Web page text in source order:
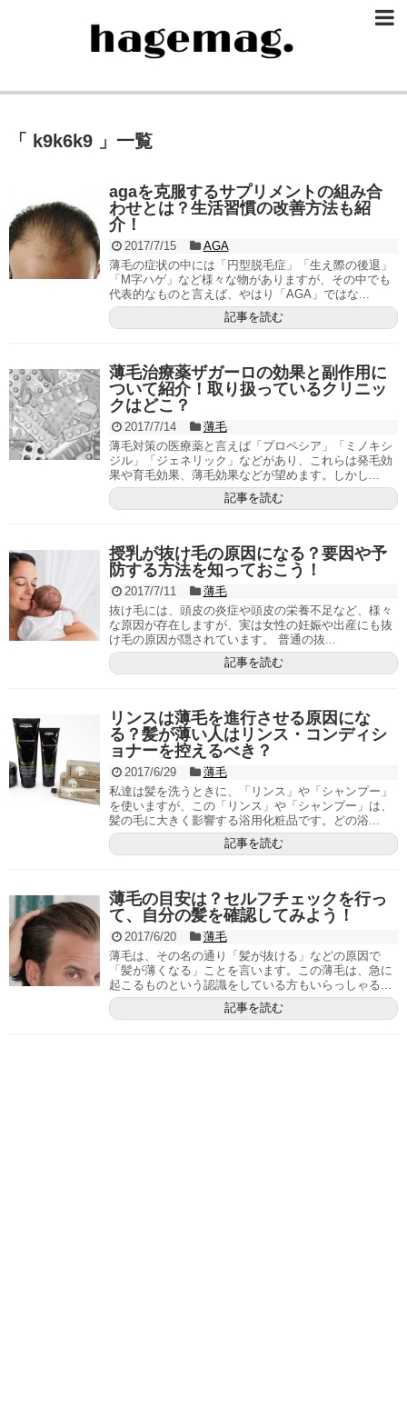
「 k9k6k9 」一覧
agaを克服するサプリメントの組み合
わせとは？生活習慣の改善方法も紹
介！
2017/7/15
AGA
薄毛の症状の中には「円型脱毛症」「生え際の後退」
「M字ハゲ」など様々な物がありますが、その中でも
代表的なものと言えば、やはり「AGA」ではな...
記事を読む
薄毛治療薬ザガーロの効果と副作用に
ついて紹介！取り扱っているクリニッ
クはどこ？
2017/7/14
薄毛
薄毛対策の医療薬と言えば「プロペシア」「ミノキシ
ジル」「ジェネリック」などがあり、これらは発毛効
果や育毛効果、薄毛効果などが望めます。しかし...
記事を読む
授乳が抜け毛の原因になる？要因や予
防する方法を知っておこう！
2017/7/11
薄毛
抜け毛には、頭皮の炎症や頭皮の栄養不足など、様々
な原因が存在しますが、実は女性の妊娠や出産にも抜
け毛の原因が隠されています。 普通の抜...
記事を読む
リンスは薄毛を進行させる原因にな
る？髪が薄い人はリンス・コンディシ
ョナーを控えるべき？
2017/6/29
薄毛
私達は髪を洗うときに、「リンス」や「シャンプー」
を使いますが、この「リンス」や「シャンプー」は、
髪の毛に大きく影響する浴用化粧品です。どの浴...
記事を読む
薄毛の目安は？セルフチェックを行っ
て、自分の髪を確認してみよう！
2017/6/20
薄毛
薄毛は、その名の通り「髪が抜ける」などの原因で
「髪が薄くなる」ことを言います。この薄毛は、急に
起こるものという認識をしている方もいらっしゃる...
記事を読む